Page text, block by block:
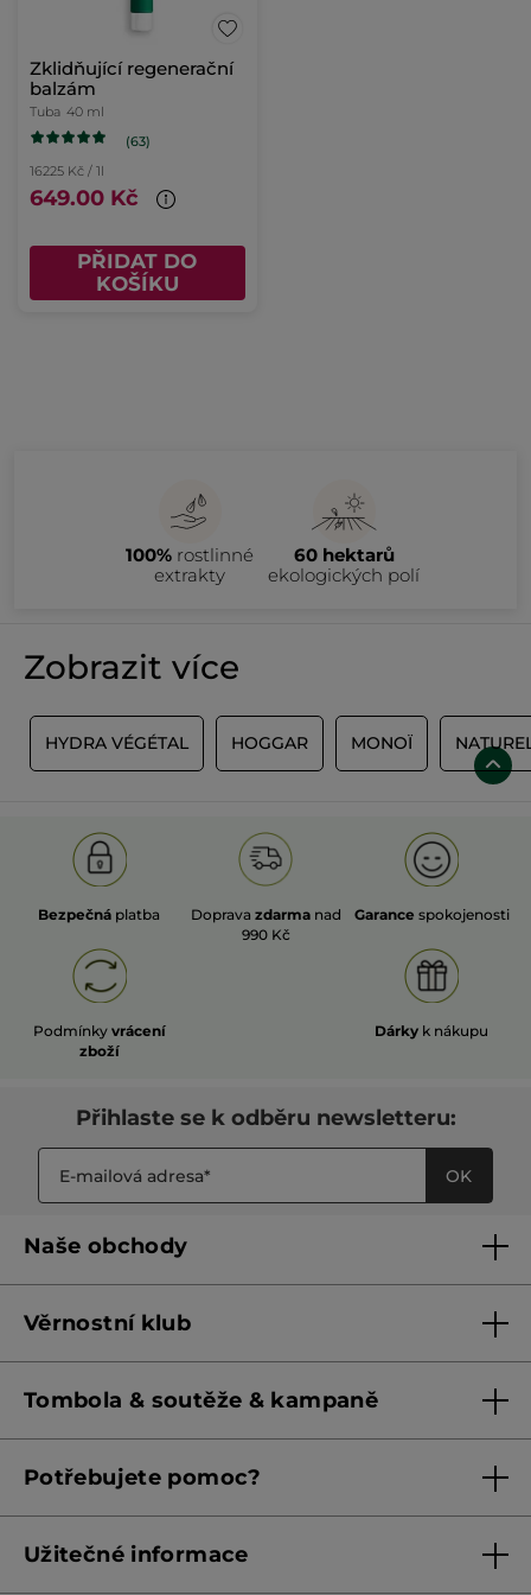
Zklidňující regenerační
balzám
Tuba 40 ml
(63)
16225 Kč / 1l
649.00 Kč
PŘIDAT DO
KOŠÍKU
100% rostlinné
extrakty
60 hektarů
ekologických polí
Zobrazit více
HYDRA VÉGÉTAL HOGGAR MONOÏ
Bezpečná platba Doprava zdarma nad
990 Kč
Garance spokojenosti
Podmínky vrácení
zboží
Dárky k nákupu
Přihlaste se k odběru newsletteru:
OK
Naše obchody
Franšízing
Věrnostní klub
Pravidla věrnostního klubu od 1. 6. 2026
Tombola & soutěže & kampaně
Podmínky aktuálních nabídek
Potřebujete pomoc?
Užitečné informace